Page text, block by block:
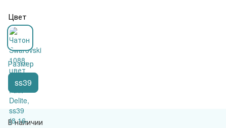
Цвет
Размер
ss39
В наличии